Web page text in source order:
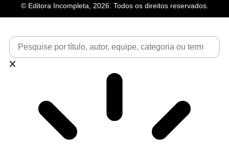
© Editora Incompleta, 2026. Todos os direitos reservados.